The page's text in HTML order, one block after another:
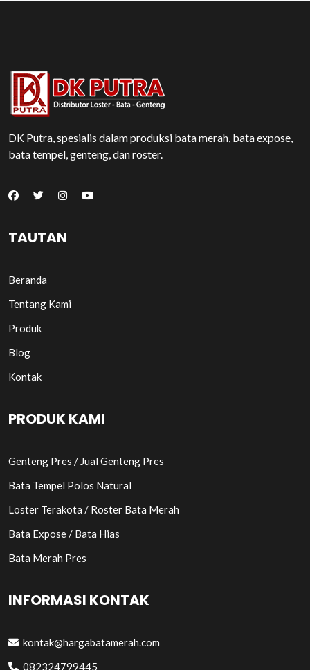
DK Putra, spesialis dalam produksi bata merah, bata expose,
bata tempel, genteng, dan roster.
TAUTAN
Beranda
Tentang Kami
Produk
Blog
Kontak
PRODUK KAMI
Genteng Pres / Jual Genteng Pres
Bata Tempel Polos Natural
Loster Terakota / Roster Bata Merah
Bata Expose / Bata Hias
Bata Merah Pres
INFORMASI KONTAK
kontak@hargabatamerah.com
082324799445